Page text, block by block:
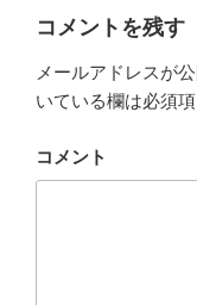
コメントを残す
メールアドレスが
いている欄は必須
コメント